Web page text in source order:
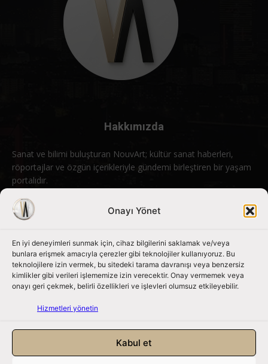
Onayı Yönet
En iyi deneyimleri sunmak için, cihaz bilgilerini saklamak ve/veya
bunlara erişmek amacıyla çerezler gibi teknolojiler kullanıyoruz. Bu
teknolojilere izin vermek, bu sitedeki tarama davranışı veya benzersiz
kimlikler gibi verileri işlememize izin verecektir. Onay vermemek veya
onayı geri çekmek, belirli özellikleri ve işlevleri olumsuz etkileyebilir.
Hizmetleri yönetin
Kabul et
Hakkımızda
Sanat ve bilimi buluşturan NouvArt; kültür sanat haberleri,
röportajlar ve özgün içerikleriyle gündemi birleştiren bir yaşam
portalıdır.
Bizimle iletişime geçin: info@nouvart.net
Bizi Takip Edin